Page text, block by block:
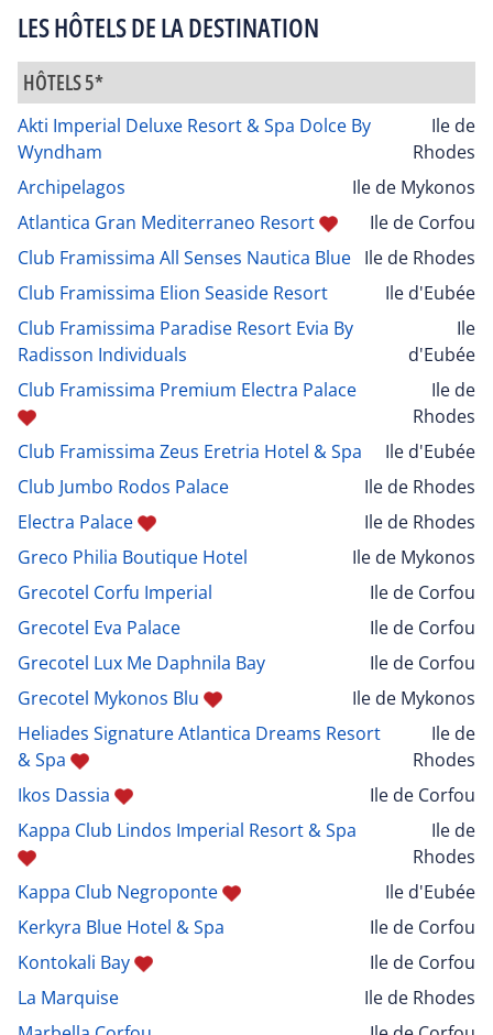
LES HÔTELS DE LA DESTINATION
HÔTELS 5*
Akti Imperial Deluxe Resort & Spa Dolce By
Wyndham
Ile de
Rhodes
Archipelagos
Ile de Mykonos
Atlantica Gran Mediterraneo Resort
Ile de Corfou
Club Framissima All Senses Nautica Blue Ile de Rhodes
Club Framissima Elion Seaside Resort
Ile d'Eubée
Club Framissima Paradise Resort Evia By
Radisson Individuals
Ile
d'Eubée
Club Framissima Premium Electra Palace
Ile de
Rhodes
Club Framissima Zeus Eretria Hotel & Spa
Ile d'Eubée
Club Jumbo Rodos Palace
Ile de Rhodes
Electra Palace
Ile de Rhodes
Greco Philia Boutique Hotel
Ile de Mykonos
Grecotel Corfu Imperial
Ile de Corfou
Grecotel Eva Palace
Ile de Corfou
Grecotel Lux Me Daphnila Bay
Ile de Corfou
Grecotel Mykonos Blu
Ile de Mykonos
Heliades Signature Atlantica Dreams Resort
& Spa
Ile de
Rhodes
Ikos Dassia
Ile de Corfou
Kappa Club Lindos Imperial Resort & Spa
Ile de
Rhodes
Kappa Club Negroponte
Ile d'Eubée
Kerkyra Blue Hotel & Spa
Ile de Corfou
Kontokali Bay
Ile de Corfou
La Marquise
Ile de Rhodes